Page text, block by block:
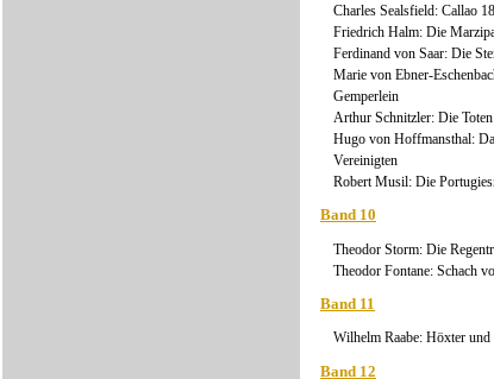
Charles Sealsfield: Callao
Friedrich Halm: Die
Ferdinand von Saar: Die
Marie von Ebner-
Gemperlein
Arthur Schnitzler: Die
Hugo von Hoffmansthal:
Vereinigten
Robert Musil: Die
Band 10
Theodor Storm: Die
Theodor Fontane: Schach
Band 11
Wilhelm Raabe: Höxter
Band 12